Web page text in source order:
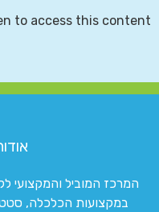
to access this content
במקצועות הכלכלה,